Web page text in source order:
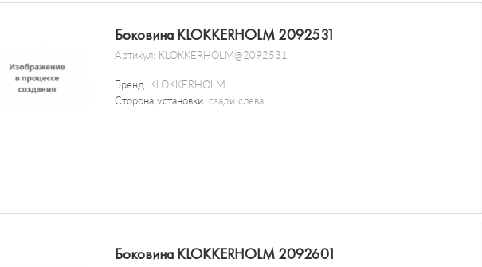
Боковина KLOKKERHOLM 2092531
Артикул: KLOKKERHOLM@2092531
Бренд: KLOKKERHOLM
Сторона установки: сзади слева
Боковина KLOKKERHOLM 2092601